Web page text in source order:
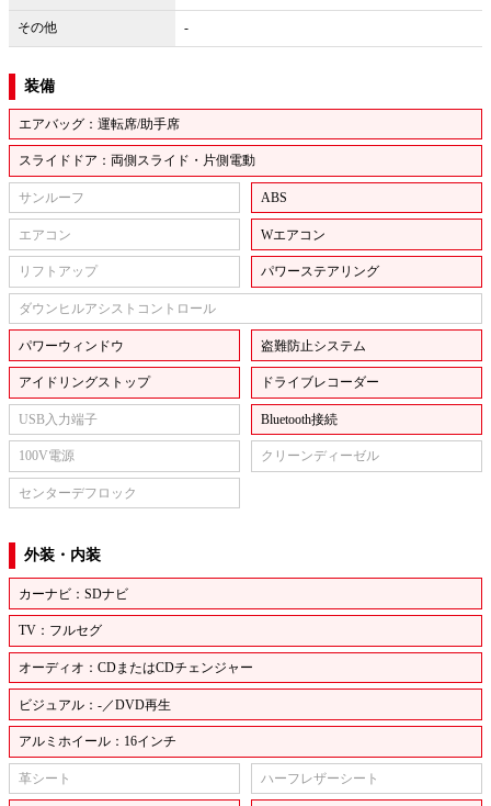
その他 -
装備
エアバッグ：運転席/助手席
スライドドア：両側スライド・片側電動
サンルーフ ABS
エアコン Wエアコン
リフトアップ パワーステアリング
ダウンヒルアシストコントロール
パワーウィンドウ 盗難防止システム
アイドリングストップ ドライブレコーダー
USB入力端子 Bluetooth接続
100V電源 クリーンディーゼル
センターデフロック
外装・内装
カーナビ：SDナビ
TV：フルセグ
オーディオ：CDまたはCDチェンジャー
ビジュアル：-／DVD再生
アルミホイール：16インチ
革シート ハーフレザーシート